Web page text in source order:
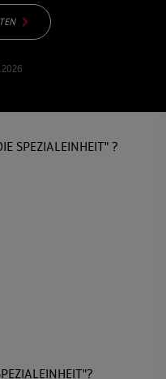
SPEZIALEINHEIT" ?